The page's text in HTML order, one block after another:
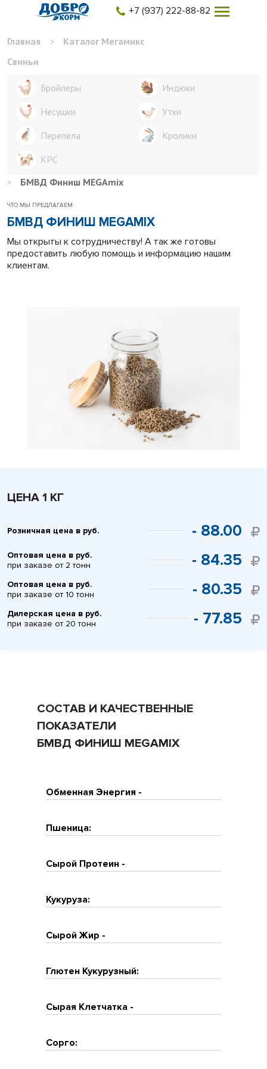
+7 (937) 222-88-82
Главная >
Каталог Мегамикс
Свиньи
Бройлеры
Индюки
Несушки
Утки
Перепела
Кролики
КРС
>
БМВД Финиш MEGAmix
ЧТО МЫ ПРЕДЛАГАЕМ
БМВД ФИНИШ MEGAMIX
Мы открыты к сотрудничеству! А так же готовы
предоставить любую помощь и информацию нашим
клиентам.
ЦЕНА 1 КГ
Розничная цена в руб. - 88.00
Оптовая цена в руб.
при заказе от 2 тонн
- 84.35
Оптовая цена в руб.
при заказе от 10 тонн
- 80.35
Дилерская цена в руб.
при заказе от 20 тонн
- 77.85
СОСТАВ И КАЧЕСТВЕННЫЕ
ПОКАЗАТЕЛИ
БМВД ФИНИШ MEGAMIX
Обменная Энергия -
Пшеница:
Сырой Протеин -
Кукуруза:
Сырой Жир -
Глютен Кукурузный:
Сырая Клетчатка -
Сорго: